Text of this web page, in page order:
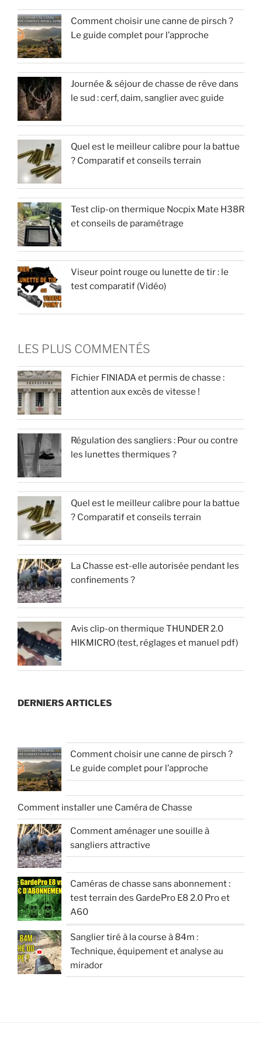
Comment choisir une canne de pirsch ?
Le guide complet pour l’approche
Journée & séjour de chasse de rêve dans
le sud : cerf, daim, sanglier avec guide
Quel est le meilleur calibre pour la battue
? Comparatif et conseils terrain
Test clip-on thermique Nocpix Mate H38R
et conseils de paramétrage
Viseur point rouge ou lunette de tir : le
test comparatif (Vidéo)
LES PLUS COMMENTÉS
Fichier FINIADA et permis de chasse :
attention aux excès de vitesse !
Régulation des sangliers : Pour ou contre
les lunettes thermiques ?
Quel est le meilleur calibre pour la battue
? Comparatif et conseils terrain
La Chasse est-elle autorisée pendant les
confinements ?
Avis clip-on thermique THUNDER 2.0
HIKMICRO (test, réglages et manuel pdf)
DERNIERS ARTICLES
Comment choisir une canne de pirsch ?
Le guide complet pour l’approche
Comment installer une Caméra de Chasse
Comment aménager une souille à
sangliers attractive
Caméras de chasse sans abonnement :
test terrain des GardePro E8 2.0 Pro et
A60
Sanglier tiré à la course à 84m :
Technique, équipement et analyse au
mirador